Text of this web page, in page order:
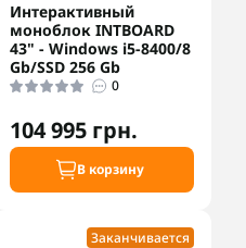
Интерактивный
моноблок INTBOARD
43" - Windows i5-8400/8
Gb/SSD 256 Gb
0
104 995 грн.
В корзину
Заканчивается